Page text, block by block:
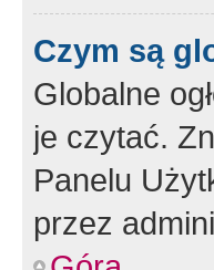
Czym są
Globalne
je czytać.
Panelu
przez